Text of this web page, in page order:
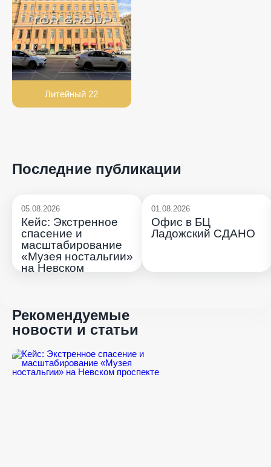
Литейный 22
Последние публикации
05.08.2026
Кейс: Экстренное
спасение и
масштабирование
«Музея ностальгии»
на Невском
01.08.2026
Офис в БЦ
Ладожский СДАНО
Рекомендуемые
новости и статьи